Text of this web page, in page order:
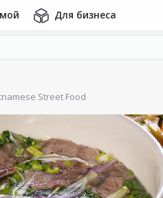
Для бизнеса
Street Food